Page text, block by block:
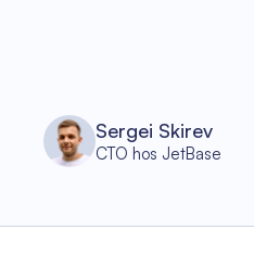
Sergei Skirev
CTO hos JetBase